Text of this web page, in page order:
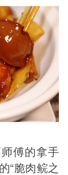
傅的拿手
“脆肉鲩之